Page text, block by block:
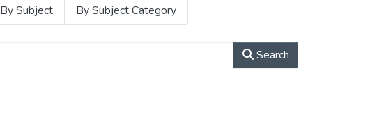
By Subject By Subject Category
Search